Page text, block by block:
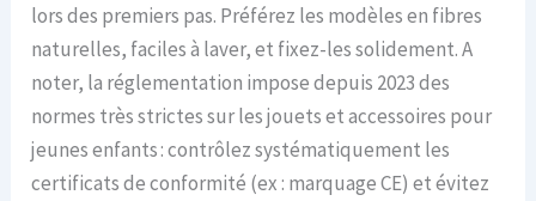
lors des premiers pas. Préférez les modèles en fibres
naturelles, faciles à laver, et fixez-les solidement. A
noter, la réglementation impose depuis 2023 des
normes très strictes sur les jouets et accessoires pour
jeunes enfants : contrôlez systématiquement les
certificats de conformité (ex : marquage CE) et évitez